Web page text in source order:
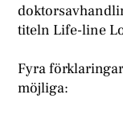
titeln Life-line
Fyra
möjliga: